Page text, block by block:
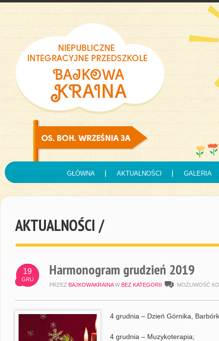
GŁÓWNA AKTUALNOŚCI GALERIA
AKTUALNOŚCI /
19
GRU
Harmonogram grudzień 2019
PRZEZ BAJKOWAKRAINA W BEZ KATEGORII MOŻLIWOŚĆ
4 grudnia – Dzień Górnika,
4 grudnia – Muzykoterapia;